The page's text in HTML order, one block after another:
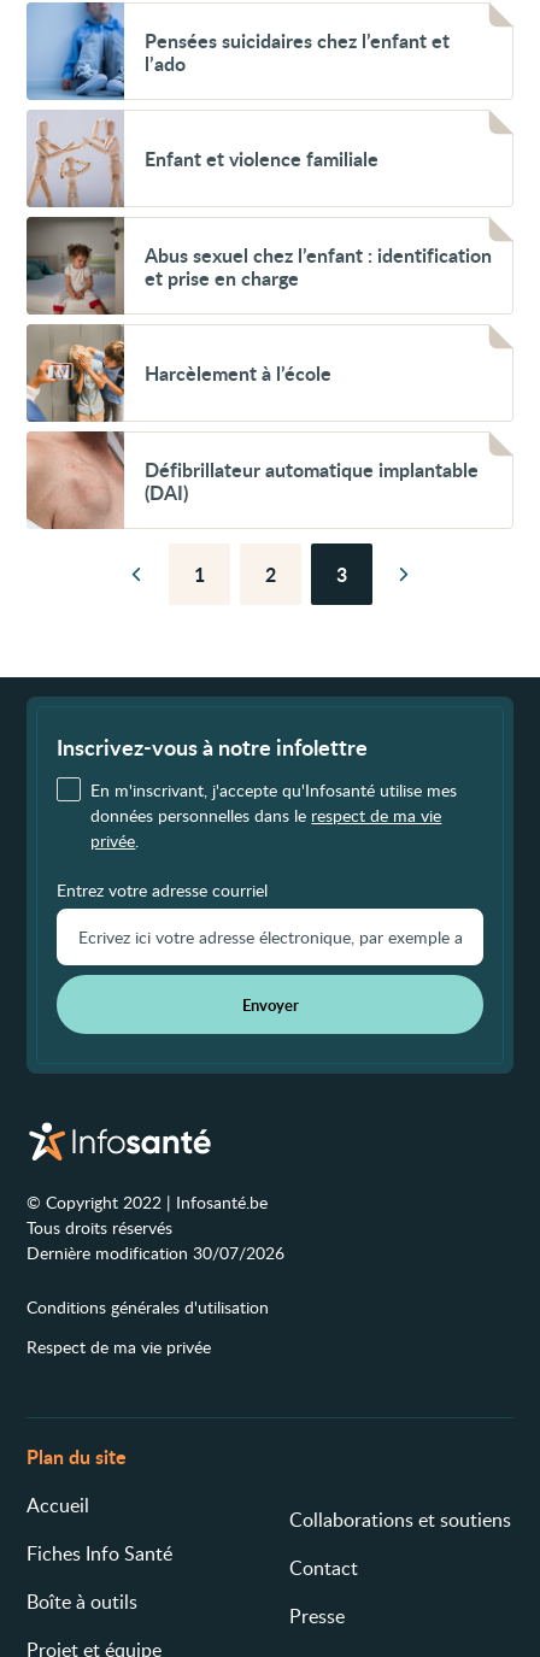
Voir
Pensées
suicidaires
chez
l’enfant
et
l’ado
Pensées suicidaires chez l’enfant et
l’ado
Voir
Enfant
et
violence
familiale
Enfant et violence familiale
Voir
Abus
sexuel
chez
l’enfant :
identification
prise
en
charge
Abus sexuel chez l’enfant : identification
et prise en charge
Voir
Harcèlement
à
l’école
Harcèlement à l’école
Voir
Défibrillateur
automatique
implantable
(DAI)
Défibrillateur automatique implantable
(DAI)
Page Page
1 Page
2 Page
3 Page
Inscrivez-vous à notre infolettre
En m'inscrivant, j'accepte qu'Infosanté utilise mes
données personnelles dans le respect de ma vie
privée.
Entrez votre adresse courriel
Envoyer
© Copyright 2022 | Infosanté.be
Tous droits réservés
Dernière modification 30/07/2026
Conditions générales d'utilisation
Respect de ma vie privée
Plan du site
Accueil
Fiches Info Santé
Boîte à outils
Projet et équipe
Collaborations et soutiens
Contact
Presse